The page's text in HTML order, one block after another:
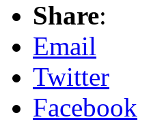
Share:
Email
Twitter
Facebook